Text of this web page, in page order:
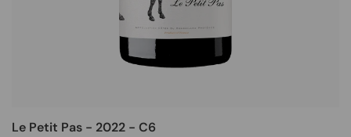
Le Petit Pas - 2022 - C6